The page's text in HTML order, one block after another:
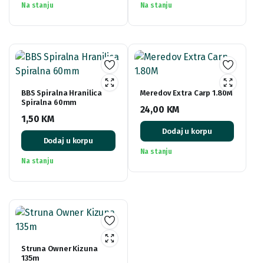
Na stanju Na stanju
BBS Spiralna Hranilica
Spiralna 60mm
1,50 KM
Dodaj u korpu
Na stanju
Meredov Extra Carp 1.80M
24,00 KM
Dodaj u korpu
Na stanju
Struna Owner Kizuna
135m